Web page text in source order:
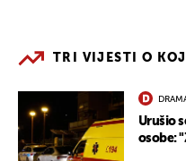
TRI VIJESTI O
Urušio
osobe: